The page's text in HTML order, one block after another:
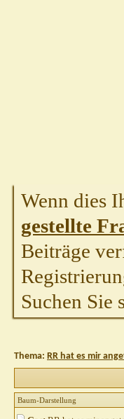
Wenn dies
gestellte
Beiträge
Suchen Sie
Thema: RR hat es mir
Baum-Darstellung